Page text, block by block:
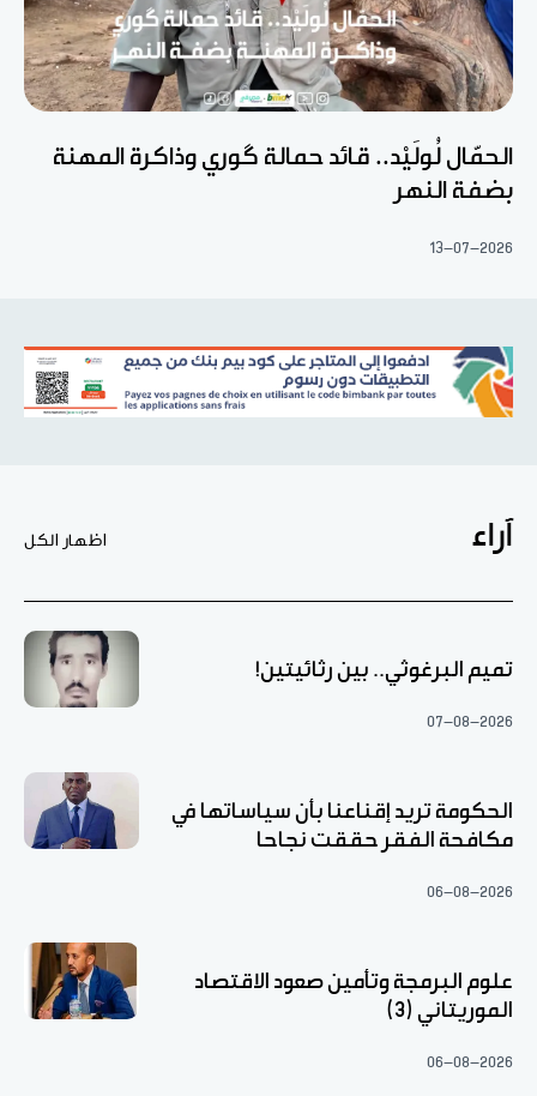
الحمّال لُولَيْد.. قائد حمالة گوري وذاكرة المهنة
بضفة النهر
13-07-2026
آراء اظهار الكل
تميم البرغوثي.. بين رثائيتين!
07-08-2026
الحكومة تريد إقناعنا بأن سياساتها في
مكافحة الفقر حققت نجاحا
06-08-2026
علوم البرمجة وتأمين صعود الاقتصاد
الموريتاني (3)
06-08-2026